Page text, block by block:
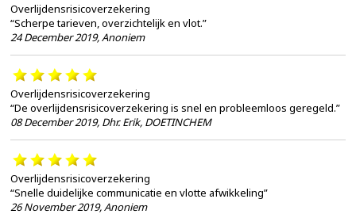
Overlijdensrisicoverzekering
“Scherpe tarieven, overzichtelijk en vlot.”
24 December 2019,Anoniem
Overlijdensrisicoverzekering
“De overlijdensrisicoverzekering is snel en probleemloos geregeld.”
08 December 2019, Dhr. Erik, DOETINCHEM
Overlijdensrisicoverzekering
“Snelle duidelijke communicatie en vlotte afwikkeling”
26 November 2019,Anoniem